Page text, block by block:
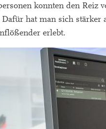
konnten den
hat man sich
erlebt.